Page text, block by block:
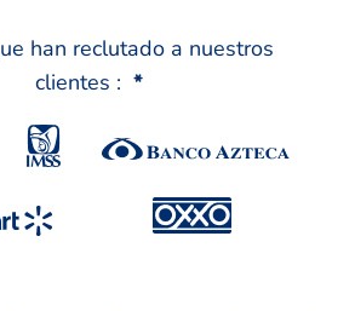
han reclutado a nuestros
clientes : *